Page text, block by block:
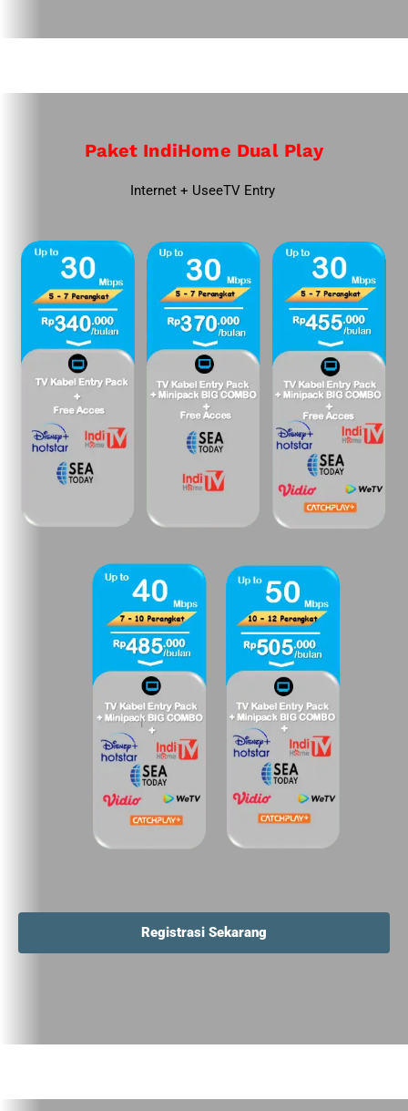
Paket IndiHome Dual Play
Internet + UseeTV Entry
Registrasi Sekarang